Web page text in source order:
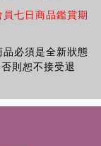
員七日商品鑑賞期
必須是全新狀態
則恕不接受退